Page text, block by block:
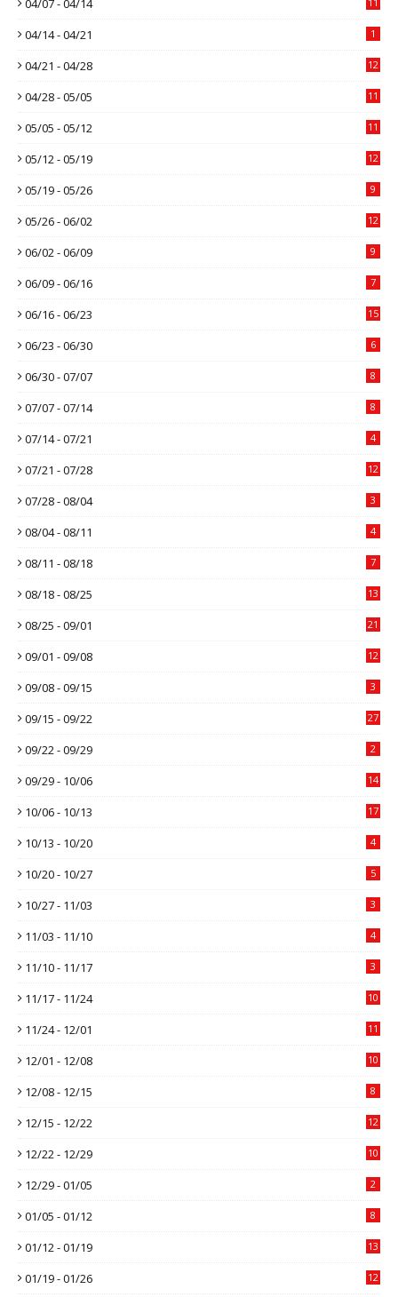
04/07 - 04/14
04/14 - 04/21 1
04/21 - 04/28 12
04/28 - 05/05 11
05/05 - 05/12 11
05/12 - 05/19 12
05/19 - 05/26 9
05/26 - 06/02 12
06/02 - 06/09 9
06/09 - 06/16 7
06/16 - 06/23 15
06/23 - 06/30 6
06/30 - 07/07 8
07/07 - 07/14 8
07/14 - 07/21 4
07/21 - 07/28 12
07/28 - 08/04 3
08/04 - 08/11 4
08/11 - 08/18 7
08/18 - 08/25 13
08/25 - 09/01 21
09/01 - 09/08 12
09/08 - 09/15 3
09/15 - 09/22 27
09/22 - 09/29 2
09/29 - 10/06 14
10/06 - 10/13 17
10/13 - 10/20 4
10/20 - 10/27 5
10/27 - 11/03 3
11/03 - 11/10 4
11/10 - 11/17 3
11/17 - 11/24 10
11/24 - 12/01 11
12/01 - 12/08 10
12/08 - 12/15 8
12/15 - 12/22 12
12/22 - 12/29 10
12/29 - 01/05 2
01/05 - 01/12 8
01/12 - 01/19 13
01/19 - 01/26 12